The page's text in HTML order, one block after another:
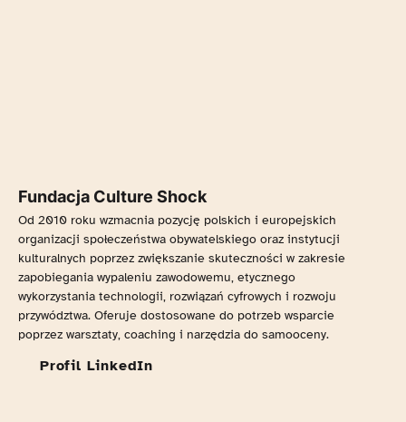
Fundacja Culture Shock
Od 2010 roku wzmacnia pozycję polskich i europejskich
organizacji społeczeństwa obywatelskiego oraz instytucji
kulturalnych poprzez zwiększanie skuteczności w zakresie
zapobiegania wypaleniu zawodowemu, etycznego
wykorzystania technologii, rozwiązań cyfrowych i rozwoju
przywództwa. Oferuje dostosowane do potrzeb wsparcie
poprzez warsztaty, coaching i narzędzia do samooceny.
Profil LinkedIn